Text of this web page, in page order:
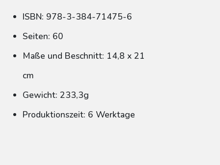
ISBN: 978-3-384-71475-6
Seiten: 60
Maße und Beschnitt: 14,8 x 21
cm
Gewicht: 233,3g
Produktionszeit: 6 Werktage